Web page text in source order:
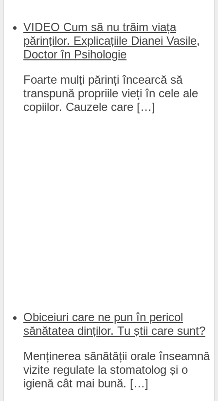
VIDEO Cum să nu trăim viața
părinților. Explicațiile Dianei Vasile,
Doctor în Psihologie
Foarte mulți părinți încearcă să
transpună propriile vieți în cele ale
copiilor. Cauzele care […]
Obiceiuri care ne pun în pericol
sănătatea dinților. Tu știi care sunt?
Menținerea sănătății orale înseamnă
vizite regulate la stomatolog și o
igienă cât mai bună. […]